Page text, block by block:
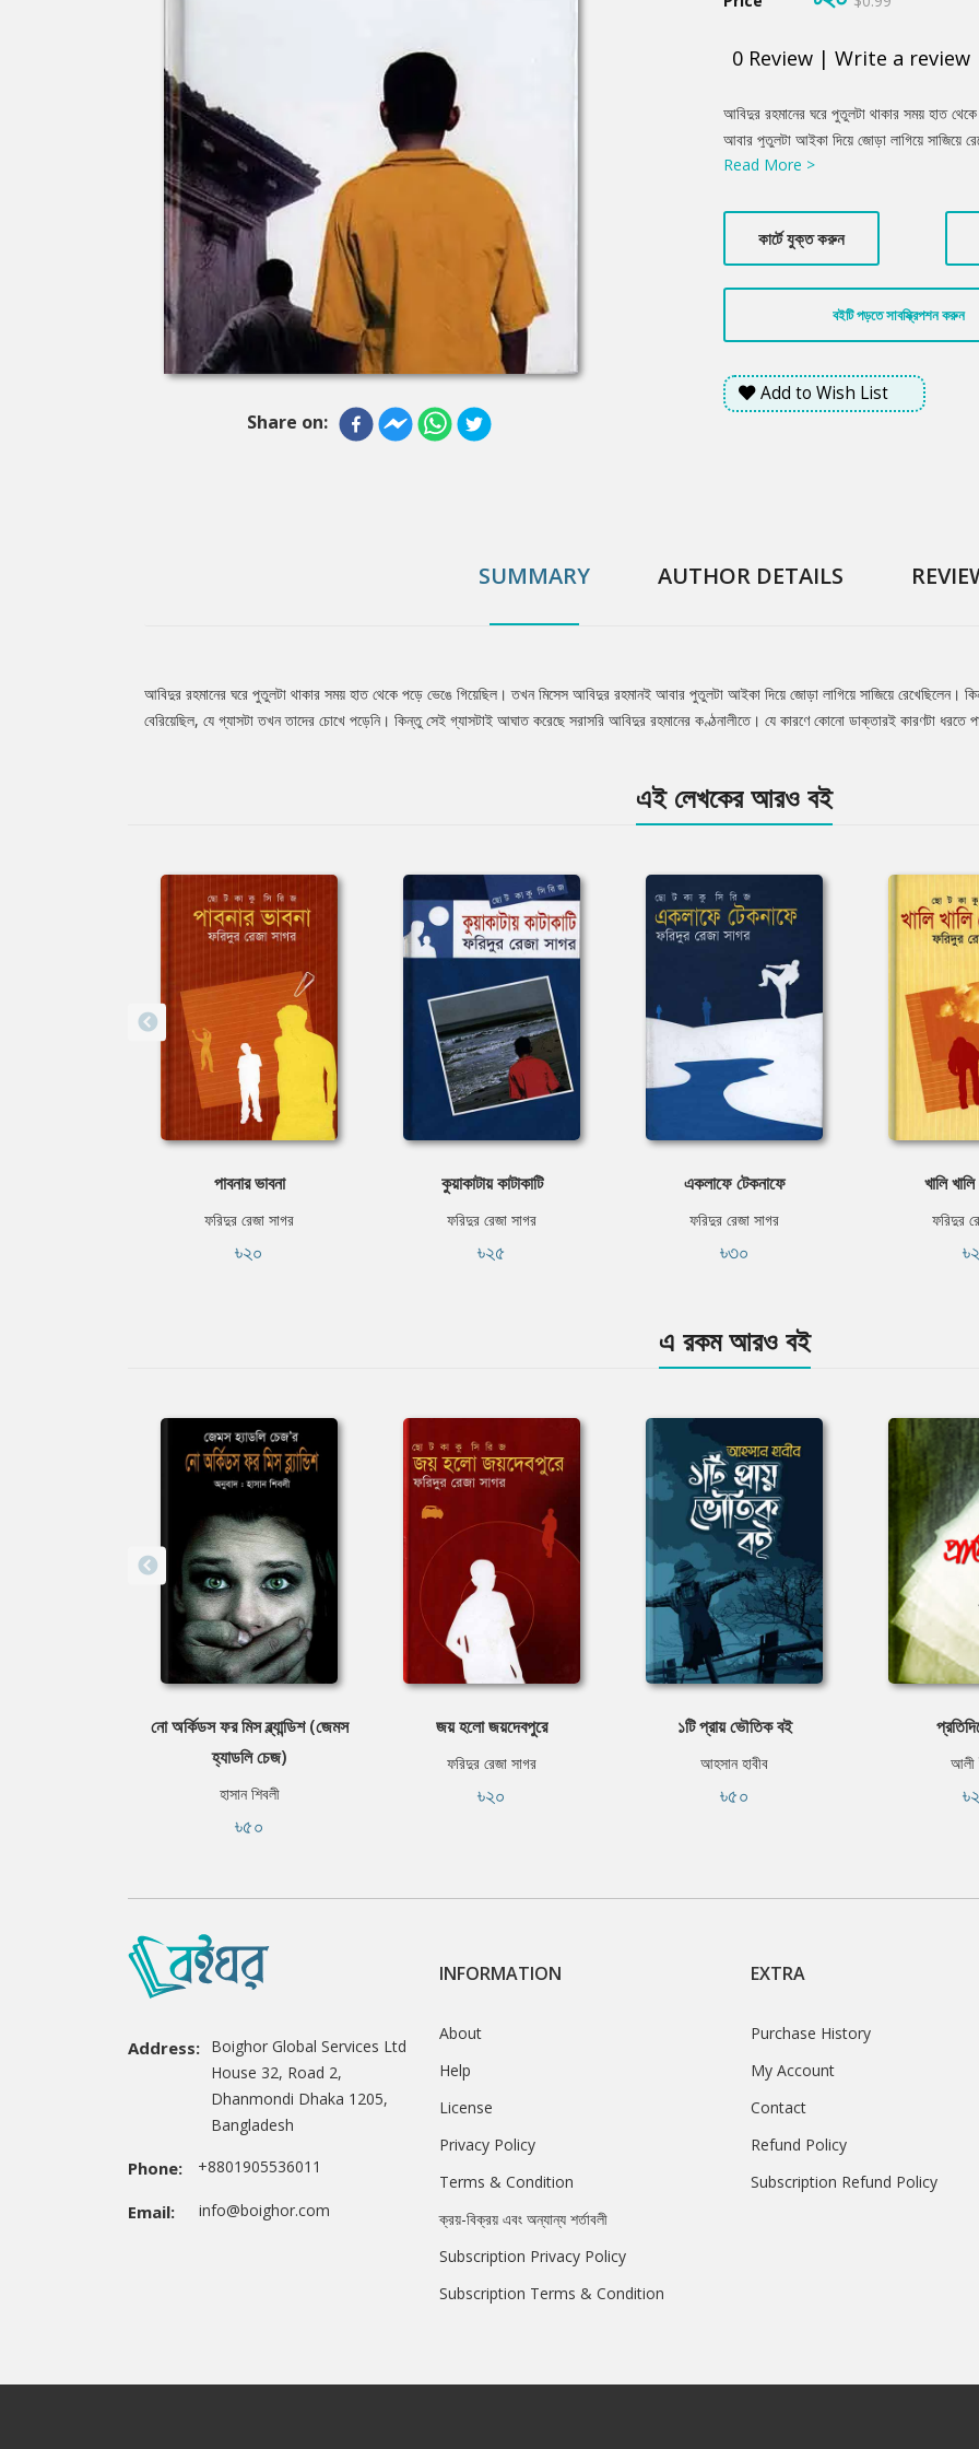
Share on:
0 Review | Write a review
Product
Summery
আবিদুর রহমানের ঘরে পুতুলটা থাকার সময় হাত
আবার পুতুলটা আইকা দিয়ে জোড়া লাগিয়ে সাজিয়ে
থেকে কোনো একটা গ্যাস বেরিয়েছিল, যে গ্যাসটা
কিন্তু ছোটকাকু সবসময়ই অন্য রকম চিন্তা করেন।
Read More >
কার্টে যুক্ত করুন
বইটি পড়তে সাবস্ক্রিপশন করুন
Add to Wish List
SUMMARY AUTHOR DETAILS
Tab
আবিদুর রহমানের ঘরে পুতুলটা থাকার সময় হাত থেকে পড়ে ভেঙে গিয়েছিল। তখন মিসেস আবিদুর রহমানই আবার পুতুলটা আইকা দিয়ে জোড়া লাগিয়ে সাজিয়ে রেখেছিলেন।
বেরিয়েছিল, যে গ্যাসটা তখন তাদের চোখে পড়েনি। কিন্তু সেই গ্যাসটাই আঘাত করেছে সরাসরি আবিদুর রহমানের কণ্ঠনালীতে। যে কারণে কোনো ডাক্তারই কারণটা
এই লেখকের আরও বই
পাবনার ভাবনা
ফরিদুর রেজা সাগর
৳২০
কুয়াকাটায় কাটাকাটি
ফরিদুর রেজা সাগর
৳২৫
একলাফে টেকনাফে
ফরিদুর রেজা সাগর
৳৩০
খালি
ফরিদুর
এ রকম আরও বই
নো অর্কিডস ফর মিস ব্ল্যান্ডিশ (জেমস
হ্যাডলি চেজ)
হাসান শিবলী
৳৫০
জয় হলো জয়দেবপুরে
ফরিদুর রেজা সাগর
৳২০
১টি প্রায় ভৌতিক বই
আহসান হাবীব
৳৫০
আলী
Address: Boighor Global Services Ltd
House 32, Road 2,
Dhanmondi Dhaka 1205,
Bangladesh
Phone: +8801905536011
Email: info@boighor.com
INFORMATION
About
Help
License
Privacy Policy
Terms & Condition
ক্রয়-বিক্রয় এবং অন্যান্য শর্তাবলী
Subscription Privacy Policy
Subscription Terms & Condition
EXTRA
Purchase History
My Account
Contact
Refund Policy
Subscription Refund Policy